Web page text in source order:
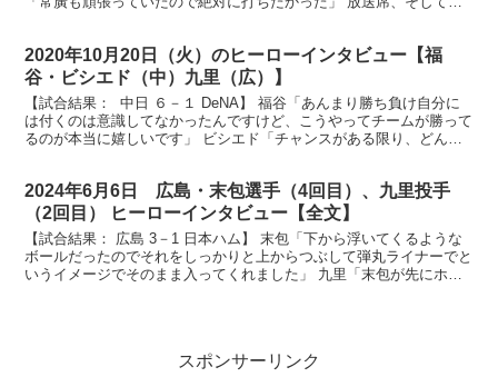
2020年10月20日（火）のヒーローインタビュー【福
谷・ビシエド（中）九里（広）】
【試合結果： 中日 ６－１ DeNA】 福谷「あんまり勝ち負け自分に
は付くのは意識してなかったんですけど、こうやってチームが勝って
るのが本当に嬉しいです」 ビシエド「チャンスがある限り、どんど
2024年6月6日 広島・末包選手（4回目）、九里投手
（2回目） ヒーローインタビュー【全文】
【試合結果： 広島 3－1 日本ハム】 末包「下から浮いてくるような
ボールだったのでそれをしっかりと上からつぶして弾丸ライナーでと
いうイメージでそのまま入ってくれました」 九里「末包が先にホー
スポンサーリンク